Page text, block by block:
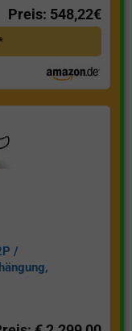
Preis: 548,22€
/